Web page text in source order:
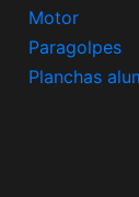
Motor
Paragolpes
Planchas